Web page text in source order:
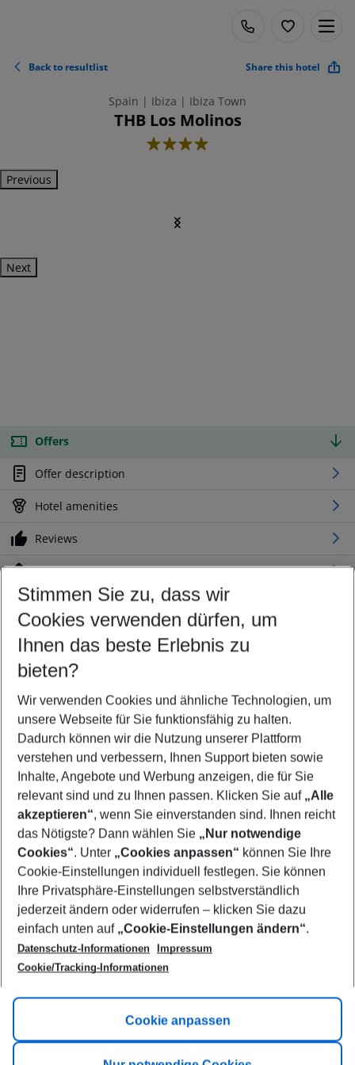
Back to resultlist Share this hotel
Spain | Ibiza | Ibiza Town
THB Los Molinos
4
Previous
Next
Offers
Offer description
Hotel amenities
Reviews
Location
Customize your offer
Find the perfect deal which suits your best
Your departure airport
Any airport
Select your date range
09/08/26–07/08/27 5-8 nights
Who will travel
2 adults No children
Show more filter
Footer
Footer navigation
Title A
Link A
Stimmen Sie zu, dass wir
Cookies verwenden dürfen, um
Ihnen das beste Erlebnis zu
bieten?
Wir verwenden Cookies und ähnliche Technologien, um
unsere Webseite für Sie funktionsfähig zu halten.
Dadurch können wir die Nutzung unserer Plattform
verstehen und verbessern, Ihnen Support bieten sowie
Inhalte, Angebote und Werbung anzeigen, die für Sie
relevant sind und zu Ihnen passen. Klicken Sie auf „Alle
akzeptieren“, wenn Sie einverstanden sind. Ihnen reicht
das Nötigste? Dann wählen Sie „Nur notwendige
Cookies“. Unter „Cookies anpassen“ können Sie Ihre
Cookie-Einstellungen individuell festlegen. Sie können
Ihre Privatsphäre-Einstellungen selbstverständlich
jederzeit ändern oder widerrufen – klicken Sie dazu
einfach unten auf „Cookie-Einstellungen ändern“.
Datenschutz-Informationen
Impressum
Cookie/Tracking-Informationen
Cookie anpassen